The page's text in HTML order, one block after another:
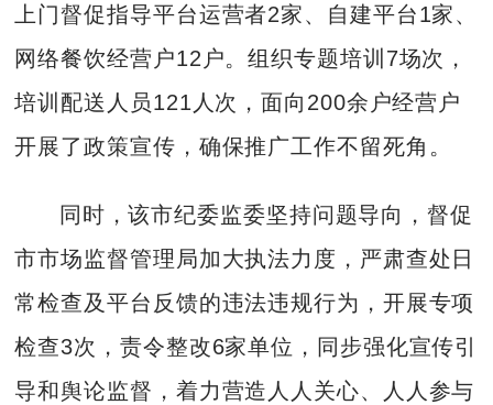
上门督促指导平台运营者2家、自建平台1家、
网络餐饮经营户12户。组织专题培训7场次，
培训配送人员121人次，面向200余户经营户
开展了政策宣传，确保推广工作不留死角。
同时，该市纪委监委坚持问题导向，督促
市市场监督管理局加大执法力度，严肃查处日
常检查及平台反馈的违法违规行为，开展专项
检查3次，责令整改6家单位，同步强化宣传引
导和舆论监督，着力营造人人关心、人人参与